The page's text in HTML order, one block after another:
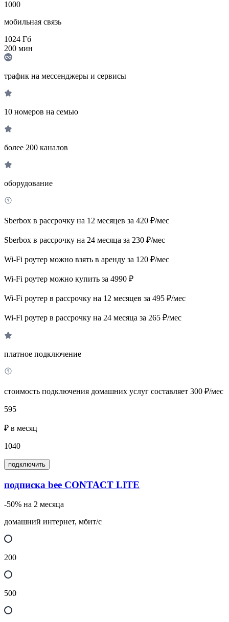
1000
мобильная связь
1024 Гб
200 мин
трафик на мессенджеры и сервисы
10 номеров на семью
более 200 каналов
оборудование
Sberbox в рассрочку на 12 месяцев за 420 ₽/мес
Sberbox в рассрочку на 24 месяца за 230 ₽/мес
Wi-Fi роутер можно взять в аренду за 120 ₽/мес
Wi-Fi роутер можно купить за 4990 ₽
Wi-Fi роутер в рассрочку на 12 месяцев за 495 ₽/мес
Wi-Fi роутер в рассрочку на 24 месяца за 265 ₽/мес
платное подключение
стоимость подключения домашних услуг составляет 300 ₽/мес
595
₽ в месяц
1040
подключить
подписка bee CONTACT LITE
-50% на 2 месяца
домашний интернет, мбит/с
200
500